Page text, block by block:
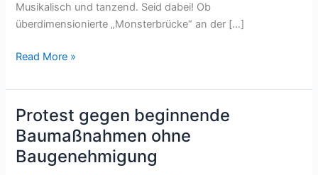
Musikalisch und tanzend. Seid dabei! Ob
überdimensionierte „Monsterbrücke“ an der […]
DIE
:
Demo-
Rave
am
25.03.2023
Read More »
Protest gegen beginnende
Baumaßnahmen ohne
Baugenehmigung